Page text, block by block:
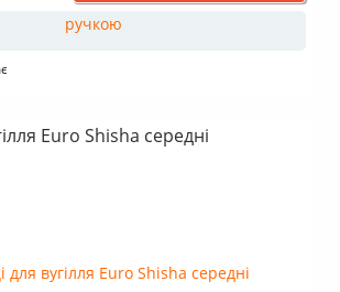
Euro Shisha середні